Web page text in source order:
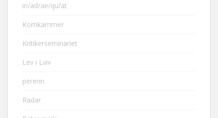
in/ad/ae/qu/at
Kornkammer
Kritikerseminariet
Lev i Lviv
perenn
Radar